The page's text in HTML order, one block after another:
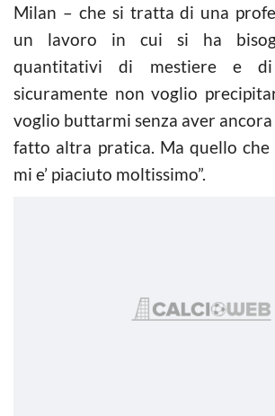
Milan – che si tratta di una
un lavoro in cui si ha
quantitativi di mestiere e
sicuramente non voglio
voglio buttarmi senza aver
fatto altra pratica. Ma quello
mi e’ piaciuto moltissimo”.